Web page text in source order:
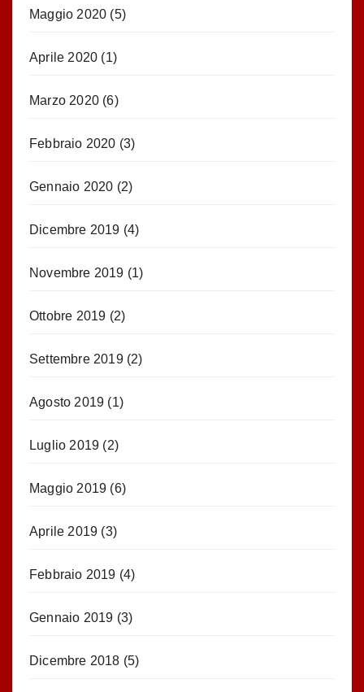
Maggio 2020 (5)
Aprile 2020 (1)
Marzo 2020 (6)
Febbraio 2020 (3)
Gennaio 2020 (2)
Dicembre 2019 (4)
Novembre 2019 (1)
Ottobre 2019 (2)
Settembre 2019(2)
Agosto 2019 (1)
Luglio 2019 (2)
Maggio 2019 (6)
Aprile 2019 (3)
Febbraio 2019 (4)
Gennaio 2019 (3)
Dicembre 2018 (5)